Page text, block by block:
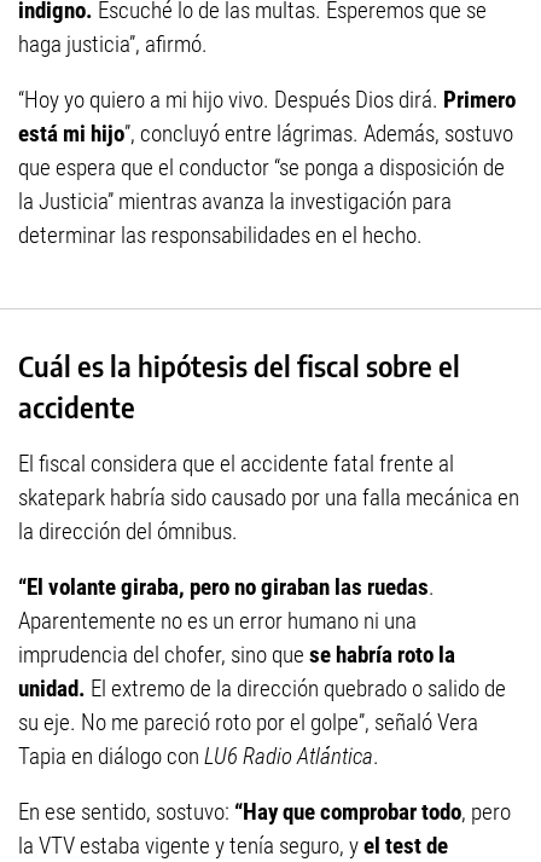
indigno. Escuché lo de las multas. Esperemos que se
haga justicia”, afirmó.
“Hoy yo quiero a mi hijo vivo. Después Dios dirá. Primero
está mi hijo”, concluyó entre lágrimas. Además, sostuvo
que espera que el conductor “se ponga a disposición de
la Justicia” mientras avanza la investigación para
determinar las responsabilidades en el hecho.
Cuál es la hipótesis del fiscal sobre el
accidente
El fiscal considera que el accidente fatal frente al
skatepark habría sido causado por una falla mecánica en
la dirección del ómnibus.
“El volante giraba, pero no giraban las ruedas.
Aparentemente no es un error humano ni una
imprudencia del chofer, sino que se habría roto la
unidad. El extremo de la dirección quebrado o salido de
su eje. No me pareció roto por el golpe”, señaló Vera
Tapia en diálogo con LU6 Radio Atlántica.
En ese sentido, sostuvo: “Hay que comprobar todo, pero
la VTV estaba vigente y tenía seguro, yel test de